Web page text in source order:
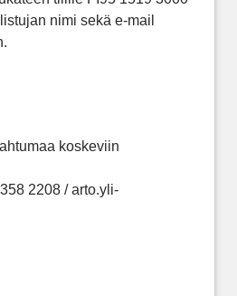
nimi sekä e-mail
koskeviin
2208 / arto.yli-